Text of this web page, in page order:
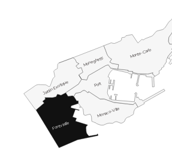
Monaco-Ville
Fontvieille
Moneghetti
Jardin Exotique Port
Monte-Carlo